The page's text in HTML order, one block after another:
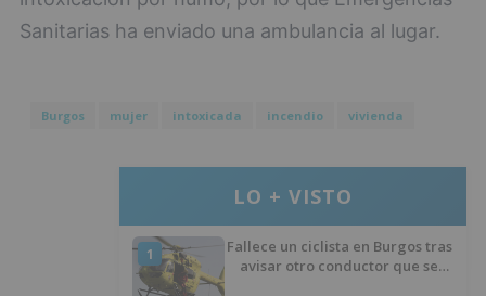
Sanitarias ha enviado una ambulancia al lugar.
Burgos mujer intoxicada incendio vivienda
LO + VISTO
1
Fallece un ciclista en Burgos tras
avisar otro conductor que se